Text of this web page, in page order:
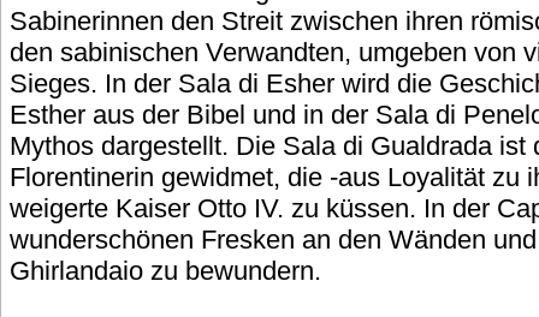
Sabinerinnen den Streit zwischen ihren
den sabinischen Verwandten, umgeben von
Sieges. In der Sala di Esher wird die
Esther aus der Bibel und in der Sala di
Mythos dargestellt. Die Sala di Gualdrada ist
Florentinerin gewidmet, die -aus Loyalität zu
weigerte Kaiser Otto IV. zu küssen. In der
wunderschönen Fresken an den Wänden
Ghirlandaio zu bewundern.